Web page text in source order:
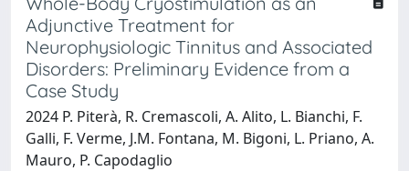
Adjunctive Treatment for
Neurophysiologic Tinnitus and Associated
Disorders: Preliminary Evidence from a
Case Study
2024 P. Piterà, R. Cremascoli, A. Alito, L. Bianchi, F.
Galli, F. Verme, J.M. Fontana, M. Bigoni, L. Priano, A.
Mauro, P. Capodaglio